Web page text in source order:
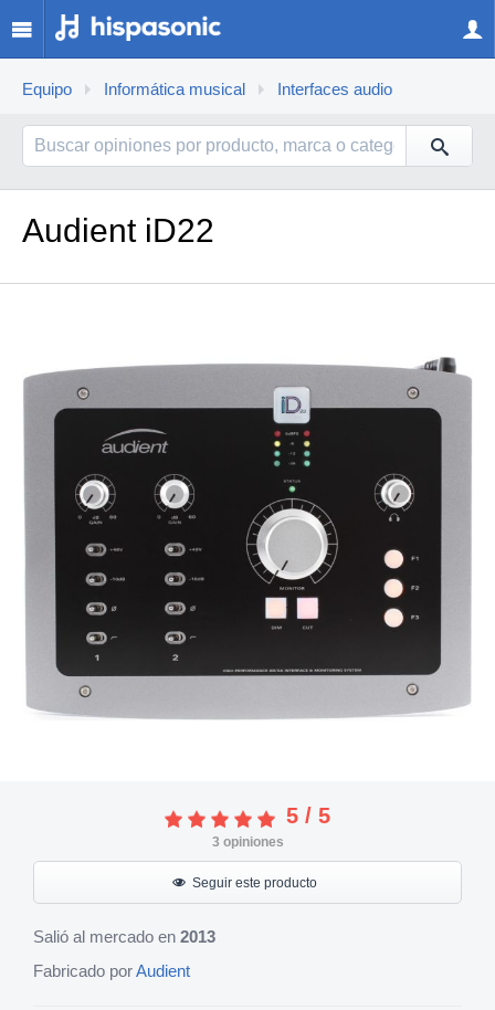
Equipo Informática musical Interfaces audio
Audient iD22
5 / 5
3 opiniones
Seguir este producto
Salió al mercado en 2013
Fabricado porAudient